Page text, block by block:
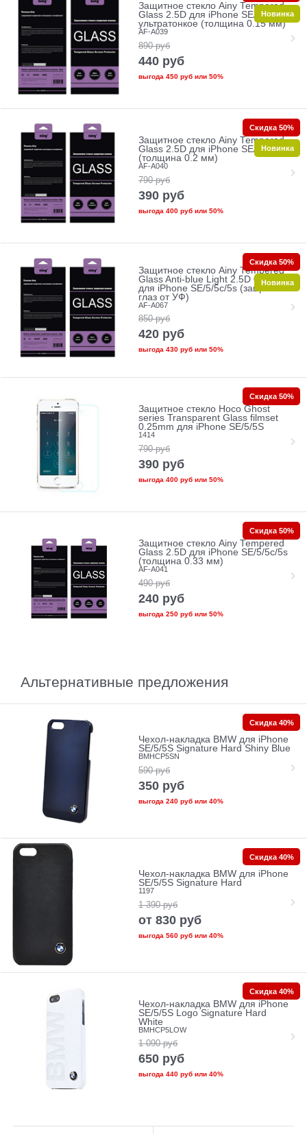
Защитное стекло Ainy Tempered
Glass 2.5D для iPhone SE/5/5c/5s
ультратонкое (толщина 0.15 мм)
AF-A039
890 руб
440 руб
выгода 450 рубили 50%
Новинка
Защитное стекло Ainy Tempered
Glass 2.5D для iPhone SE/5/5c/5s
(толщина 0.2 мм)
AF-A040
790 руб
390 руб
выгода 400 рубили 50%
Скидка 50%
Новинка
Защитное стекло Ainy Tempered
Glass Anti-blue Light 2.5D 0.33mm
для iPhone SE/5/5c/5s (защита
глаз от УФ)
AF-A067
850 руб
420 руб
выгода 430 рубили 50%
Скидка 50%
Новинка
Защитное стекло Hoco Ghost
series Transparent Glass filmset
0.25mm для iPhone SE/5/5S
1414
790 руб
390 руб
выгода 400 рубили 50%
Скидка 50%
Защитное стекло Ainy Tempered
Glass 2.5D для iPhone SE/5/5c/5s
(толщина 0.33 мм)
AF-A041
490 руб
240 руб
выгода 250 рубили 50%
Скидка 50%
Альтернативные предложения
Чехол-накладка BMW для iPhone
SE/5/5S Signature Hard Shiny Blue
BMHCP5SN
590 руб
350 руб
выгода 240 рубили 40%
Скидка 40%
Чехол-накладка BMW для iPhone
SE/5/5S Signature Hard
1197
1 390 руб
от 830 руб
выгода 560 рубили 40%
Скидка 40%
Чехол-накладка BMW для iPhone
SE/5/5S Logo Signature Hard
White
BMHCP5LOW
1 090 руб
650 руб
выгода 440 рубили 40%
Скидка 40%